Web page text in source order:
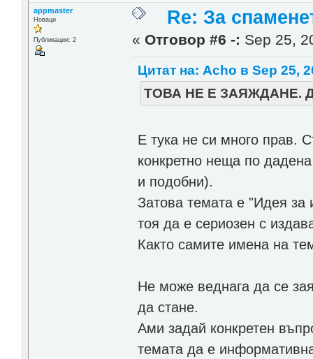
appmaster
Новаци
Публикации: 2
Re: За
« Отговор #6 -: Sep 25,
Цитат на: Acho в Sep 25,
ТОВА НЕ Е ЗАЯЖДАНЕ.
Е тука не си много прав.
конкретно неща по
и подобни).
Затова темата е "Идея
тоя да е сериозен с
Както самите имена на
Не може веднага да се
да стане.
Ами задай конкретен
темата да е